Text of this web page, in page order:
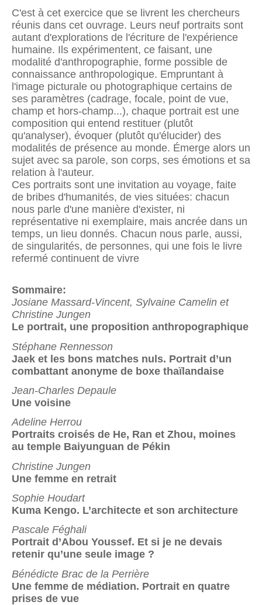
C'est à cet exercice que se livrent les chercheurs
réunis dans cet ouvrage. Leurs neuf portraits sont
autant d'explorations de l'écriture de l'expérience
humaine. Ils expérimentent, ce faisant, une
modalité d'anthropographie, forme possible de
connaissance anthropologique. Empruntant à
l'image picturale ou photographique certains de
ses paramètres (cadrage, focale, point de vue,
champ et hors-champ...), chaque portrait est une
composition qui entend restituer (plutôt
qu'analyser), évoquer (plutôt qu'élucider) des
modalités de présence au monde. Émerge alors un
sujet avec sa parole, son corps, ses émotions et sa
relation à l'auteur.
Ces portraits sont une invitation au voyage, faite
de bribes d'humanités, de vies situées: chacun
nous parle d'une manière d'exister, ni
représentative ni exemplaire, mais ancrée dans un
temps, un lieu donnés. Chacun nous parle, aussi,
de singularités, de personnes, qui une fois le livre
refermé continuent de vivre
Sommaire:
Josiane Massard-Vincent, Sylvaine Camelin et
Christine Jungen
Le portrait, une proposition anthropographique
Stéphane Rennesson
Jaek et les bons matches nuls. Portrait d’un
combattant anonyme de boxe thaïlandaise
Jean-Charles Depaule
Une voisine
Adeline Herrou
Portraits croisés de He, Ran et Zhou, moines
au temple Baiyunguan de Pékin
Christine Jungen
Une femme en retrait
Sophie Houdart
Kuma Kengo. L’architecte et son architecture
Pascale Féghali
Portrait d’Abou Youssef. Et si je ne devais
retenir qu’une seule image ?
Bénédicte Brac de la Perrière
Une femme de médiation. Portrait en quatre
prises de vue